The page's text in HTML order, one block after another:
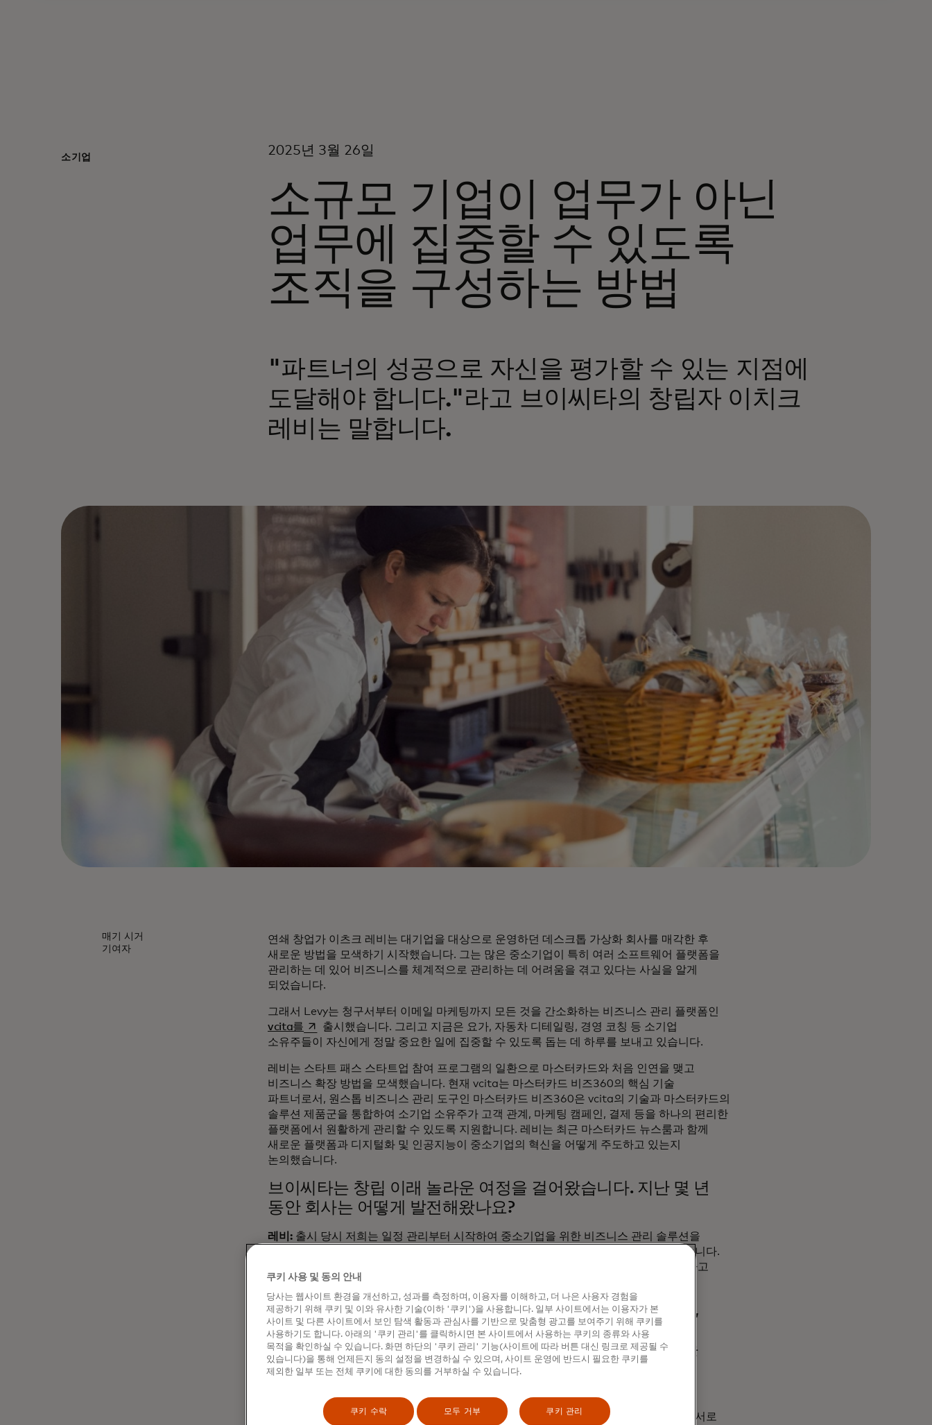
소기업 2025년 3월 26일
소규모 기업이 업무가 아닌
업무에 집중할 수 있도록
조직을 구성하는 방법
"파트너의 성공으로 자신을 평가할 수 있는 지점에
도달해야 합니다."라고 브이씨타의 창립자 이치크
레비는 말합니다.
매기 시거
기여자
연쇄 창업가 이츠크 레비는 대기업을 대상으로 운영하던 데스크톱 가상화 회사를 매각한 후
새로운 방법을 모색하기 시작했습니다. 그는 많은 중소기업이 특히 여러 소프트웨어 플랫폼을
관리하는 데 있어 비즈니스를 체계적으로 관리하는 데 어려움을 겪고 있다는 사실을 알게
되었습니다.
그래서 Levy는 청구서부터 이메일 마케팅까지 모든 것을 간소화하는 비즈니스 관리 플랫폼인
vcita를 새 탭에서 열림
출시했습니다. 그리고 지금은 요가, 자동차 디테일링, 경영 코칭 등 소기업
소유주들이 자신에게 정말 중요한 일에 집중할 수 있도록 돕는 데 하루를 보내고 있습니다.
레비는 스타트 패스 스타트업 참여 프로그램의 일환으로 마스터카드와 처음 인연을 맺고
비즈니스 확장 방법을 모색했습니다. 현재 vcita는 마스터카드 비즈360의 핵심 기술
파트너로서, 원스톱 비즈니스 관리 도구인 마스터카드 비즈360은 vcita의 기술과 마스터카드의
솔루션 제품군을 통합하여 소기업 소유주가 고객 관계, 마케팅 캠페인, 결제 등을 하나의 편리한
플랫폼에서 원활하게 관리할 수 있도록 지원합니다. 레비는 최근 마스터카드 뉴스룸과 함께
새로운 플랫폼과 디지털화 및 인공지능이 중소기업의 혁신을 어떻게 주도하고 있는지
논의했습니다.
브이씨타는 창립 이래 놀라운 여정을 걸어왔습니다. 지난 몇 년
동안 회사는 어떻게 발전해왔나요?
레비: 출시 당시 저희는 일정 관리부터 시작하여 중소기업을 위한 비즈니스 관리 솔루션을
제공했습니다. 그 후 결제, 고객 관계 관리 및 올인원 비즈니스 관리 솔루션으로 전환했습니다.
현재 저희는 다양한 파트너와 함께 전 세계 약 150,000개의 중소기업에 서비스를 제공하고
있습니다.
디지털화는 중소기업의 운영 방식을 극적으로 변화시켰으며,
대부분 더 나은 방향으로 나아갔지만 새로운 과제도
만들어냈습니다. 중소기업 소유주들이 여전히 직면하고 있는
가장 큰 장애물은 무엇이며, 이를 해결하기 위해 브이씨타는
사람들은 더 많은 질서를 원하기 때문에 디지털화합니다. 하지만 결국 기능에 따라 서로
쿠키 사용 및 동의 안내
당사는 웹사이트 환경을 개선하고, 성과를 측정하며, 이용자를 이해하고, 더 나은 사용자 경험을
제공하기 위해 쿠키 및 이와 유사한 기술(이하 '쿠키')을 사용합니다. 일부 사이트에서는 이용자가 본
사이트 및 다른 사이트에서 보인 탐색 활동과 관심사를 기반으로 맞춤형 광고를 보여주기 위해 쿠키를
사용하기도 합니다. 아래의 '쿠키 관리'를 클릭하시면 본 사이트에서 사용하는 쿠키의 종류와 사용
목적을 확인하실 수 있습니다. 화면 하단의 '쿠키 관리' 기능(사이트에 따라 버튼 대신 링크로 제공될 수
있습니다)을 통해 언제든지 동의 설정을 변경하실 수 있으며, 사이트 운영에 반드시 필요한 쿠키를
제외한 일부 또는 전체 쿠키에 대한 동의를 거부하실 수 있습니다.
쿠키 수락 모두 거부 쿠키 관리